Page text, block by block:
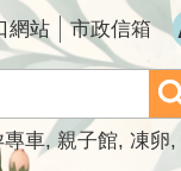
網站 市政信箱
專車 親子館 凍卵